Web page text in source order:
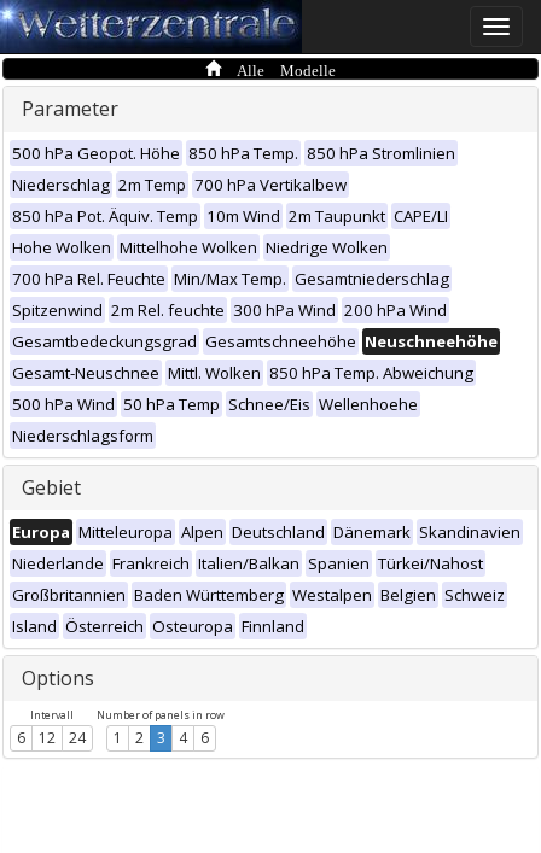
Toggle
Alle Modelle
Parameter
500 hPa Geopot. Höhe 850 hPa Temp. 850 hPa Stromlinien
Niederschlag 2m Temp 700 hPa Vertikalbew
850 hPa Pot. Äquiv. Temp 10m Wind 2m Taupunkt CAPE/LI
Hohe Wolken Mittelhohe Wolken Niedrige Wolken
700 hPa Rel. Feuchte Min/Max Temp. Gesamtniederschlag
Spitzenwind 2m Rel. feuchte 300 hPa Wind 200 hPa Wind
Gesamtbedeckungsgrad Gesamtschneehöhe Neuschneehöhe
Gesamt-Neuschnee Mittl. Wolken 850 hPa Temp. Abweichung
500 hPa Wind 50 hPa Temp Schnee/Eis Wellenhoehe
Niederschlagsform
Gebiet
Europa Mitteleuropa Alpen Deutschland Dänemark Skandinavien
Niederlande Frankreich Italien/Balkan Spanien Türkei/Nahost
Großbritannien Baden Württemberg Westalpen Belgien Schweiz
Island Österreich Osteuropa Finnland
Options
Intervall
6 12 24
Number of panels in row
1 2 3 4 6